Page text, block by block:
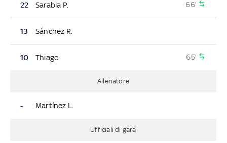
22 Sarabia P. 66'
13 Sánchez R.
10 Thiago 65'
Allenatore
- Martínez L.
Ufficiali di gara